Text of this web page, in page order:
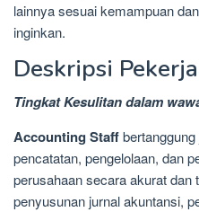
lainnya sesuai kemampuan
inginkan.
Deskripsi
Tingkat Kesulitan dalam
Accounting Staff
pencatatan, pengelolaan, dan
perusahaan secara akurat dan
penyusunan jurnal akuntansi,